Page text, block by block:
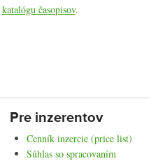
katalógu časopisov.
Pre inzerentov
Cenník inzercie (price list)
Súhlas so spracovaním